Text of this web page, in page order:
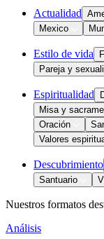
Actualidad
Mexico
Estilo de vida
Pareja y
Espiritualidad
Misa y
Oración
Valores
Descubrimiento
Santuario
Nuestros formatos
Análisis